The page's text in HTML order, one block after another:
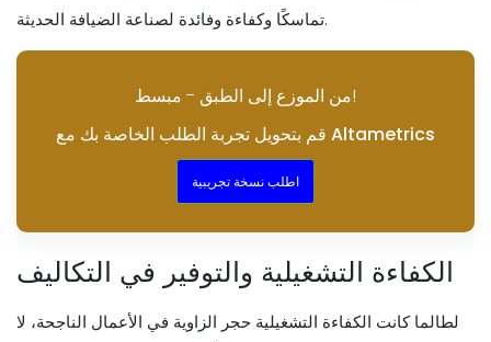
تماسكًا وكفاءة وفائدة لصناعة الضيافة الحديثة.
من الموزع إلى الطبق - مبسط!
قم بتحويل تجربة الطلب الخاصة بك مع Altametrics
اطلب نسخة تجريبية
الكفاءة التشغيلية والتوفير في التكاليف
لطالما كانت الكفاءة التشغيلية حجر الزاوية في الأعمال الناجحة، لا